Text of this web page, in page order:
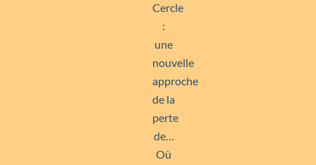
Cercle
:
une
nouvelle
approche
de la
perte
de…
Où